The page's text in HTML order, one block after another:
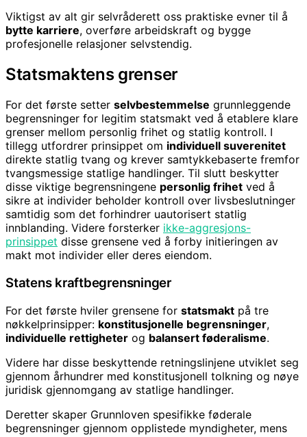
Viktigst av alt gir selvråderett oss praktiske evner til å
bytte karriere, overføre arbeidskraft og bygge
profesjonelle relasjoner selvstendig.
Statsmaktens grenser
For det første setter selvbestemmelse grunnleggende
begrensninger for legitim statsmakt ved å etablere klare
grenser mellom personlig frihet og statlig kontroll. I
tillegg utfordrer prinsippet om individuell suverenitet
direkte statlig tvang og krever samtykkebaserte fremfor
tvangsmessige statlige handlinger. Til slutt beskytter
disse viktige begrensningene personlig frihet ved å
sikre at individer beholder kontroll over livsbeslutninger
samtidig som det forhindrer uautorisert statlig
innblanding. Videre forsterker ikke-aggresjons-
prinsippet disse grensene ved å forby initieringen av
makt mot individer eller deres eiendom.
Statens kraftbegrensninger
For det første hviler grensene for statsmakt på tre
nøkkelprinsipper: konstitusjonelle begrensninger,
individuelle rettigheter og balansert føderalisme.
Videre har disse beskyttende retningslinjene utviklet seg
gjennom århundrer med konstitusjonell tolkning og nøye
juridisk gjennomgang av statlige handlinger.
Deretter skaper Grunnloven spesifikke føderale
begrensninger gjennom opplistede myndigheter, mens